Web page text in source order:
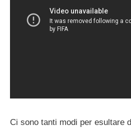
Ci sono tanti modi per esultare